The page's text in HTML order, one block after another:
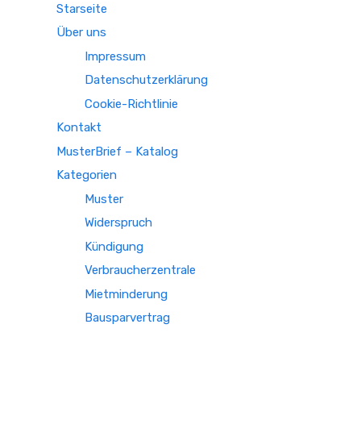
Starseite
Über uns
Impressum
Datenschutzerklärung
Cookie-Richtlinie
Kontakt
MusterBrief – Katalog
Kategorien
Muster
Widerspruch
Kündigung
Verbraucherzentrale
Mietminderung
Bausparvertrag